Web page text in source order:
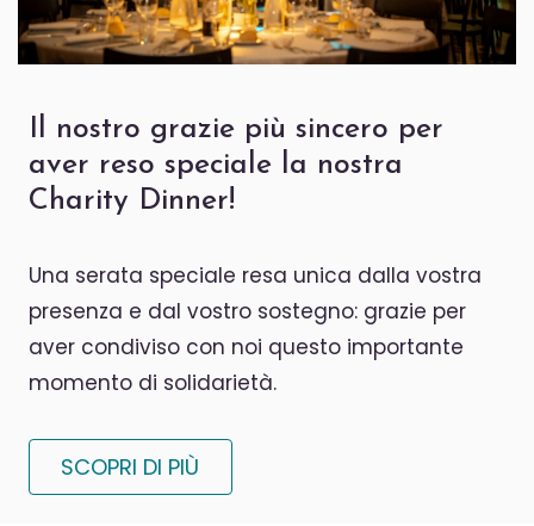
Il nostro grazie più sincero per
aver reso speciale la nostra
Charity Dinner!
Una serata speciale resa unica dalla vostra
presenza e dal vostro sostegno: grazie per
aver condiviso con noi questo importante
momento di solidarietà.
SCOPRI DI PIÙ